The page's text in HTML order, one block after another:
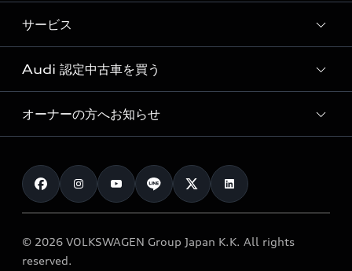
デジタルサービス
試乗車・展示車検索
見積り依頼
試乗予約
特別仕様モデル / 限定モデル
e-tronラインアップ
価格シミュレーション
車両比較
カタログ一覧
純正アクセサリー
オンラインショップ
Audi collection
アウディナビアプリ
サービス
サービス入庫予約
サービスプログラム
メンテナンス
車検 / 定期点検
e-tronアフターサポート
myAudi
Audi 認定中古車を買う
Audi認定中古車
クオリティ
保証
メンテナンス
オーナーの方へお知らせ
お知らせ
オーナー様向けキャンペーン
特定整備適用車一覧
© 2026 VOLKSWAGEN Group Japan K.K. All rights
reserved.